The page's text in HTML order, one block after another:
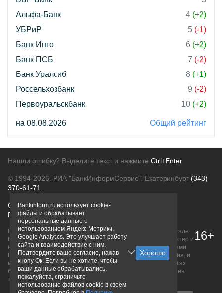
Альфа-Банк
4 (+2)
УБРиР
5 (-1)
Банк Инго
6 (+2)
Банк ПСБ
7 (-2)
Банк Уралсиб
8 (+1)
Россельхозбанк
9 (-2)
Первоуральскбанк
10 (+2)
на 08.08.2026 Общий рейтинг
Нашли ошибку? Выделите текст и нажмите Ctrl+Enter
© 1994-2026. РИА "БанкИнформСервис". Екатеринбург (343)
370-61-71
О проектеПолитика конфиденциальности
Правовая информацияДля рекламодателей
Вся информация о продуктах банков, размещенная на портале
bankinform.ru, носит исключительно ознакомительный характер и
не является публичной офертой, определяемой положениями
ГК РФ. Информация не содержит точного и полного описания, и
может быть изменена. Конечные условия уточняйте на сайтах
банков или при личном обращении. Исключительное право на
товарные знаки принадлежит их правообладателям.
16+
Bankinform.ru использует cookie-
файлы и обрабатывает
персональные данные с
использованием Яндекс Метрики,
Google Analytics. Это улучшает работу
сайта и взаимодействие с ним.
Подтвердите ваше согласие, нажав
кнопу Ок. Если вы не хотите, чтобы
ваши данные обрабатывались,
пожалуйста, ограничьте
использование файлов cookie в своём